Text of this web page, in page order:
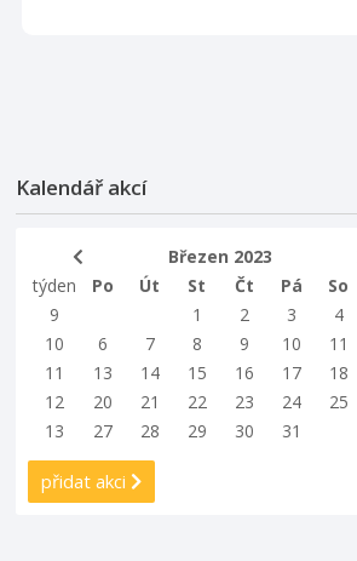
Kalendář akcí
Březen 2023
týden
Po Út St Čt Pá So
9
1 2 3 4
10
6 7 8 9 10 11
11
13 14 15 16 17 18
12
20 21 22 23 24 25
13
27 28 29 30 31
přidat akci